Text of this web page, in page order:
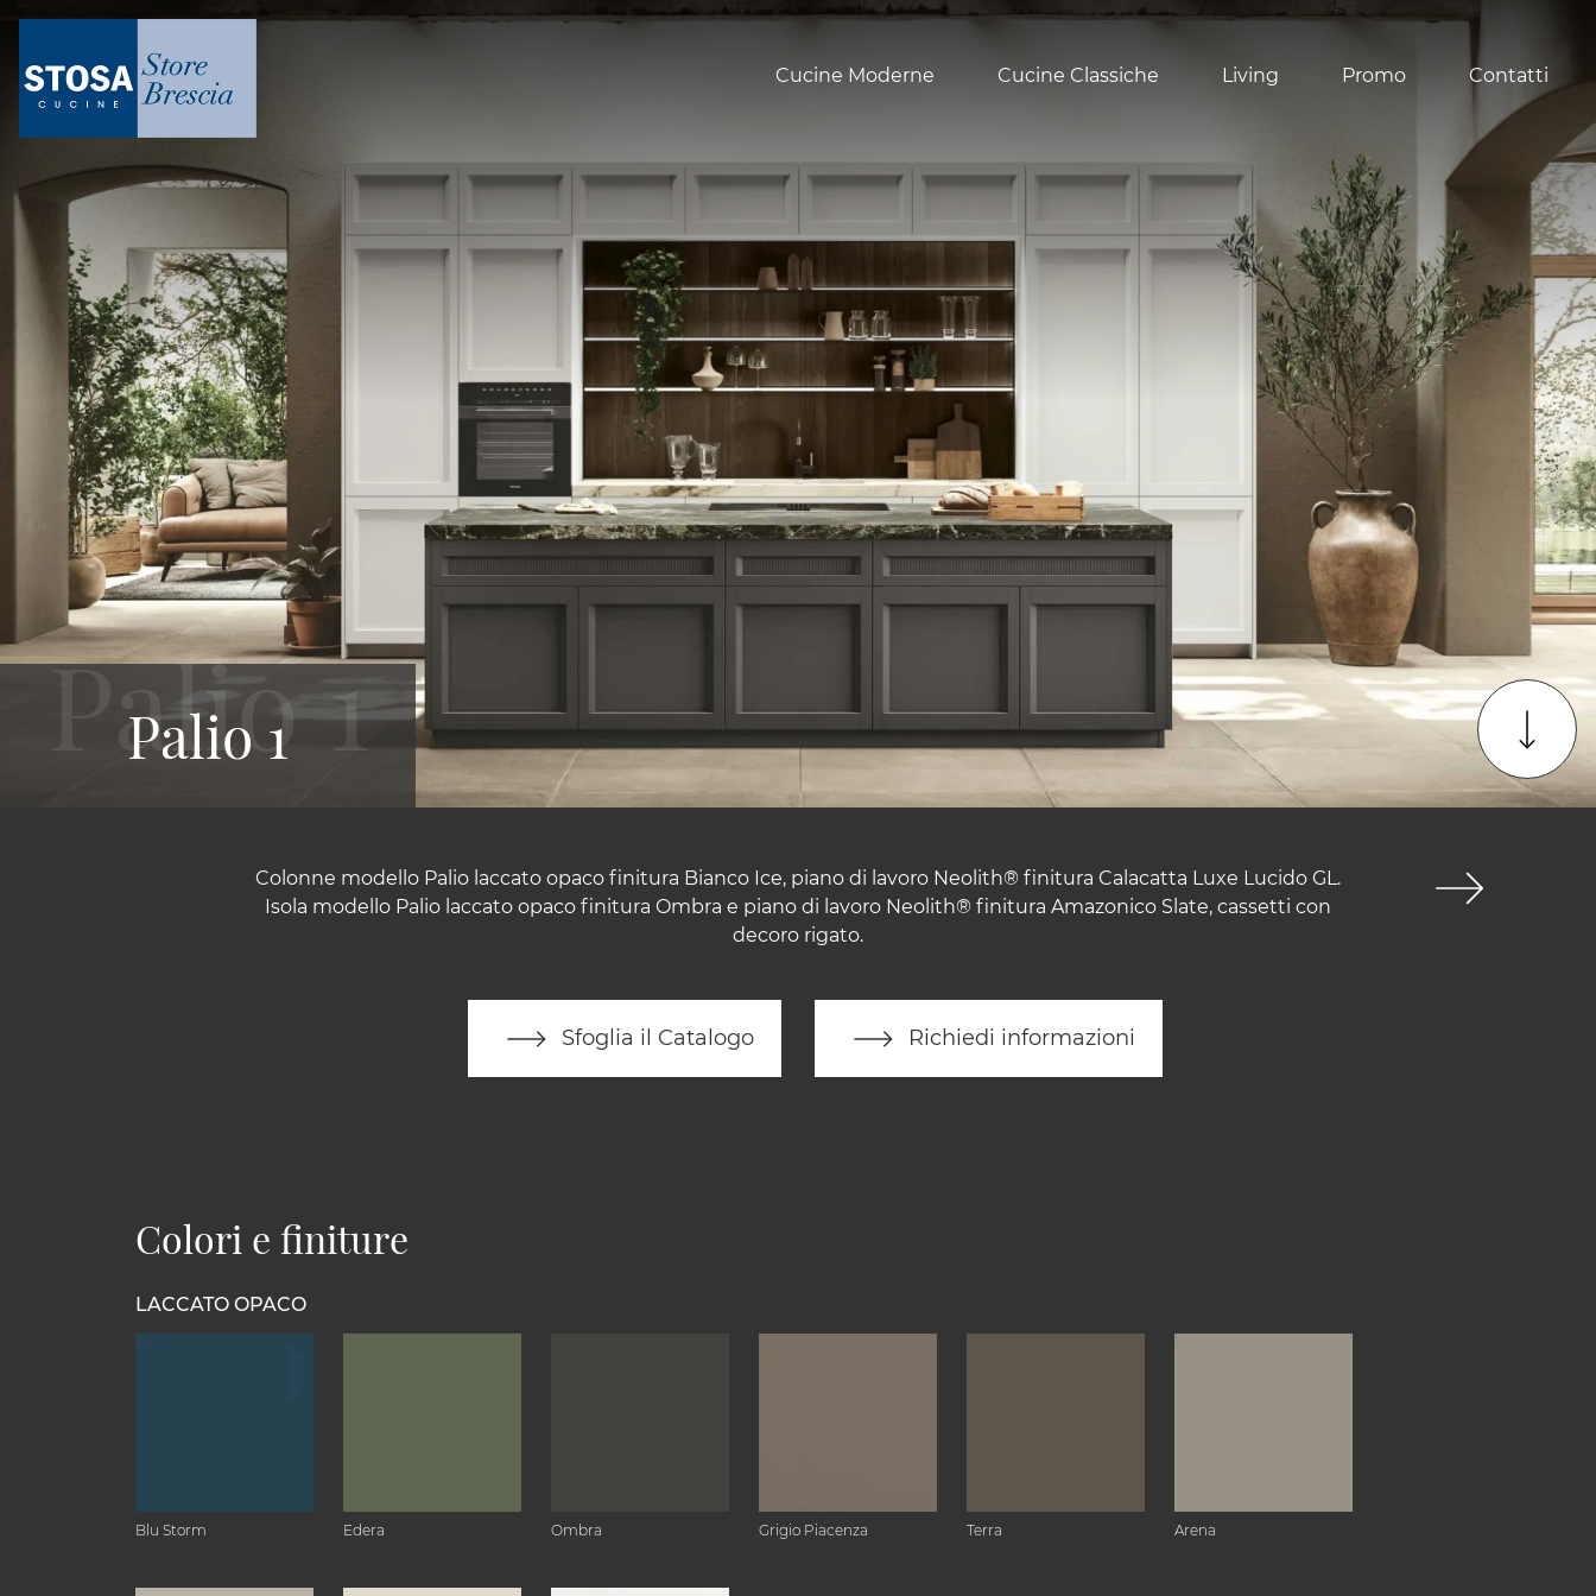
Cucine Moderne Cucine Classiche Living Promo Contatti
Colonne modello Palio laccato opaco finitura Bianco Ice, piano di lavoro Neolith® finitura Calacatta Luxe Lucido GL.
Isola modello Palio laccato opaco finitura Ombra e piano di lavoro Neolith® finitura Amazonico Slate, cassetti con
decoro rigato.
Sfoglia il Catalogo Richiedi informazioni
Palio 1
Colori e finiture
LACCATO OPACO
Blu Storm Edera Ombra Grigio Piacenza Terra Arena